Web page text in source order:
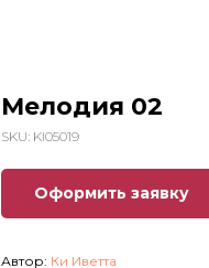
Мелодия 02
SKU: KI05019
Оформить заявку
Автор: Ки Иветта